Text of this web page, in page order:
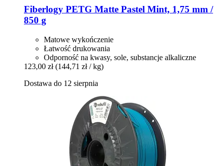
Fiberlogy PETG Matte Pastel Mint, 1,75 mm /
850 g
Matowe wykończenie
Łatwość drukowania
Odporność na kwasy, sole, substancje alkaliczne
123,00 zł (144,71 zł / kg)
Dostawa do 12 sierpnia